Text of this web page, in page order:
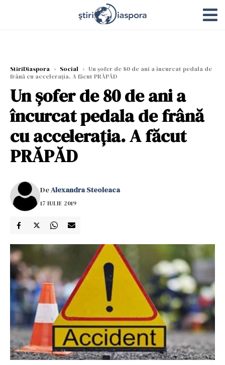
StiriDiaspora › Social › Un șofer de 80 de ani a încurcat pedala de
frână cu accelerația. A făcut PRĂPĂD
Un șofer de 80 de ani a
încurcat pedala de frână
cu accelerația. A făcut
PRĂPĂD
DeAlexandra Steoleaca
17 IULIE 2019